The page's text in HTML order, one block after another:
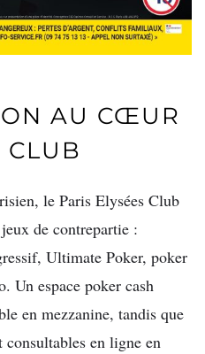
AU CŒUR
CLUB
le Paris Elysées Club
de contrepartie :
Ultimate Poker, poker
Un espace poker cash
en mezzanine, tandis que
en ligne en